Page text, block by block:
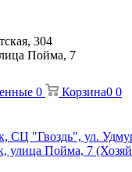
304
Пойма, 7
0 Корзина0 0
СЦ "Гвоздь", ул.
улица Пойма, 7